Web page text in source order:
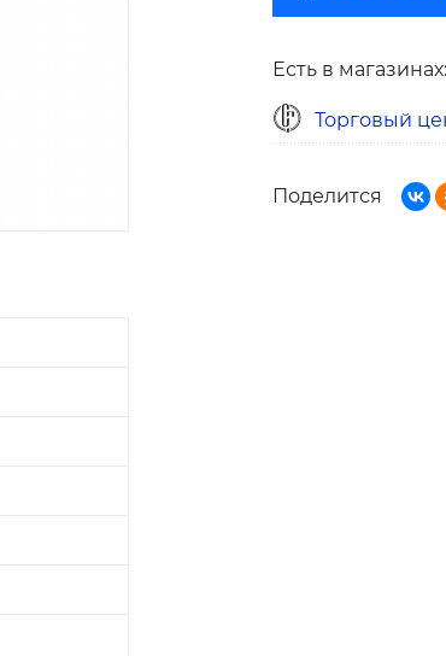
Есть в магазинах:
Торговый
Поделится